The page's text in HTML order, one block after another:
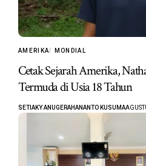
AMERIKA MONDIAL
Cetak Sejarah Amerika,
Termuda di Usia 18 Tahun
SETIAKY ANUGERAHANANTO KUSUMA